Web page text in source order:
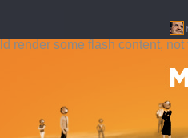
render some flash content, not